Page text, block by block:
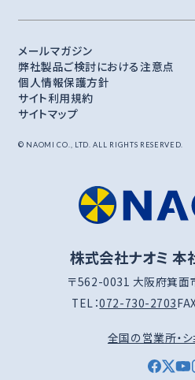
メールマガジン
弊社製品ご検討における注意点
個人情報保護方針
サイト利用規約
サイトマップ
© NAOMI CO., LTD. ALL RIGHTS RESERVED.
株式会社ナオミ 本
〒562-0031 大阪府箕
TEL：072-730-2703
全国の営業所・